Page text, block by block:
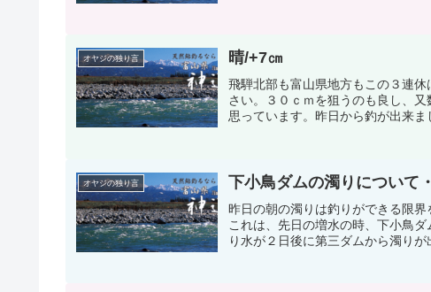
オヤジの独り言 晴/+7㎝
飛騨北部も富山県地方もこの３連
さい。３０ｃｍを狙うのも良し、
思っています。昨日から釣が出来
オヤジの独り言 下小鳥ダムの濁りについて
昨日の朝の濁りは釣りができる限
これは、先日の増水の時、下小鳥
り水が２日後に第三ダムから濁り